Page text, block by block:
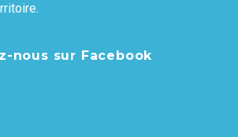
nous sur Facebook